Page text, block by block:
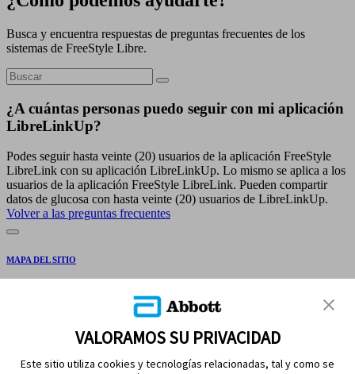
Busca y encuentra respuestas de preguntas frecuentes de los
sistemas de FreeStyle Libre.
¿A cuántas personas puedo seguir con mi aplicación
LibreLinkUp?
Podes seguir hasta veinte (20) usuarios de la aplicación FreeStyle
LibreLink con su aplicación LibreLinkUp. Lo mismo se aplica a los
usuarios de la aplicación FreeStyle LibreLink. Pueden compartir
datos de glucosa con hasta veinte (20) usuarios de LibreLinkUp.
Volver a las preguntas frecuentes
MAPA DEL SITIO
VALORAMOS SU PRIVACIDAD
Este sitio utiliza cookies y tecnologías relacionadas, tal y como se